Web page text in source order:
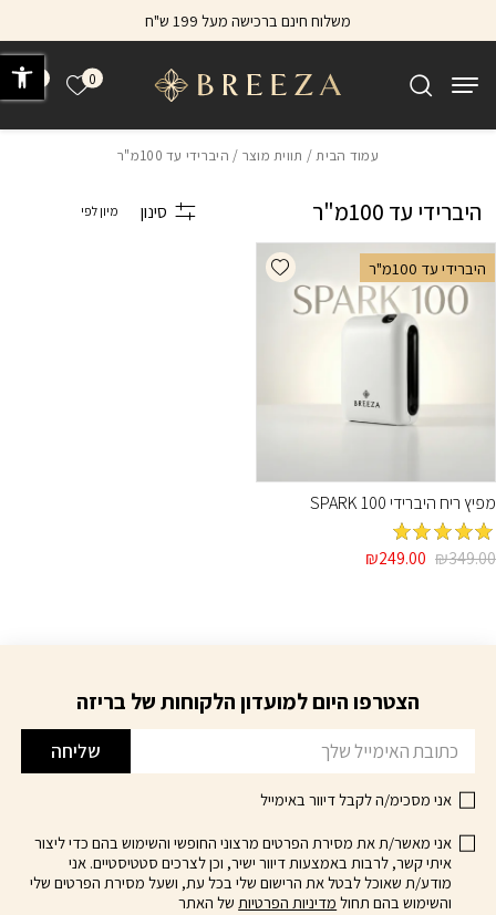
משלוח חינם ברכישה מעל 199 ש"ח
0 הרשימה
עמוד הבית/ תווית מוצר / היברידי עד 100מ"ר
היברידי עד 100מ"ר סינון
Add wishlist היברידי עד 100מ"ר
מפיץ ריח היברידי SPARK 100
מדורג5מתוך₪349.00
המחיר
₪249.00
הצטרפו היום למועדון הלקוחות של בריזה
שליחה
אני מסכימ/ה לקבל דיוור באימייל
אני מאשר/ת את מסירת הפרטים מרצוני החופשי והשימוש בהם כדי ליצור
איתי קשר, לרבות באמצעות דיוור ישיר, וכן לצרכים סטטיסטיים. אני
מודע/ת שאוכל לבטל את הרישום שלי בכל עת, ושעל מסירת הפרטים שלי
והשימוש בהם תחול מדיניות הפרטיותשל האתר